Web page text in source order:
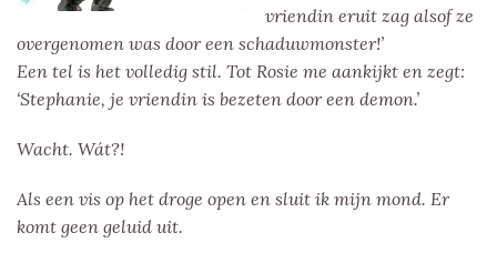
vriendin eruit zag alsof ze
overgenomen was door een schaduwmonster!’
Een tel is het volledig stil. Tot Rosie me aankijkt en zegt:
‘Stephanie, je vriendin is bezeten door een demon.’
Wacht. Wát?!
Als een vis op het droge open en sluit ik mijn mond. Er
komt geen geluid uit.